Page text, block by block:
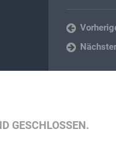
GESCHLOSSEN.